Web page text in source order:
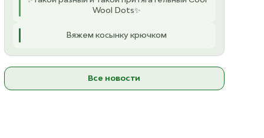
Wool Dots✨
Вяжем косынку крючком
Все новости